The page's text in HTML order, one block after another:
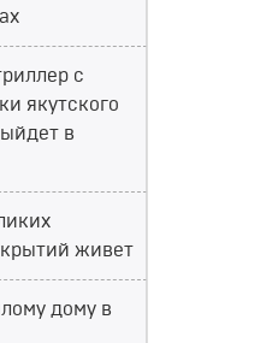
с
якутского
в
живет
дому в